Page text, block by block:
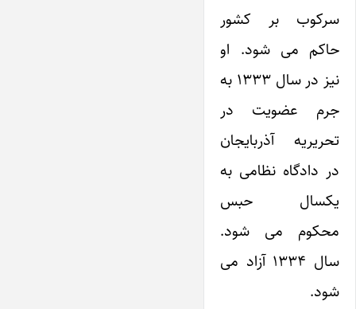
سرکوب بر کشور
حاکم می شود. او
نیز در سال ۱۳۳۳ به
جرم عضویت در
تحریریه آذربایجان
در دادگاه نظامی به
یکسال حبس
محکوم می شود.
سال ۱۳۳۴ آزاد می
شود.